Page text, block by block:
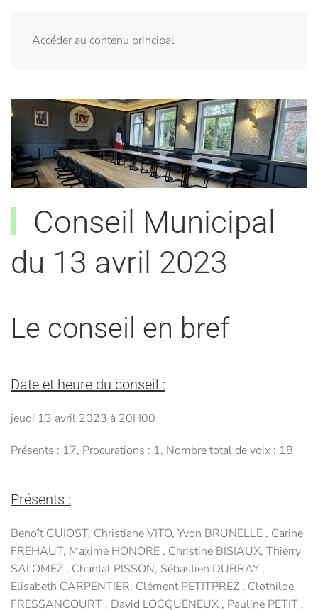
Accéder au contenu principal
Conseil Municipal
du 13 avril 2023
Le conseil en bref
Date et heure du conseil :
jeudi 13 avril 2023 à 20H00
Présents : 17, Procurations : 1, Nombre total de voix : 18
Présents :
Benoît GUIOST, Christiane VITO, Yvon BRUNELLE , Carine
FREHAUT, Maxime HONORE , Christine BISIAUX, Thierry
SALOMEZ , Chantal PISSON, Sébastien DUBRAY ,
Elisabeth CARPENTIER, Clément PETITPREZ , Clothilde
FRESSANCOURT , David LOCQUENEUX , Pauline PETIT ,